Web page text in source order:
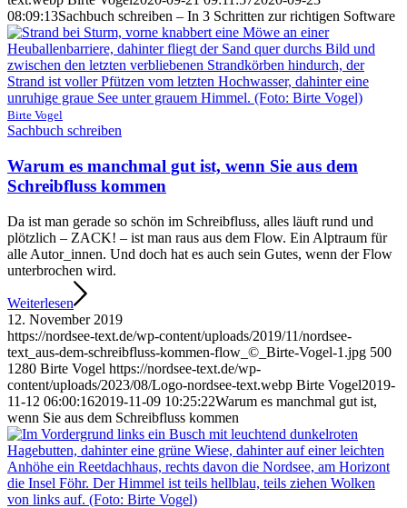
08:09:13Sachbuch schreiben – In 3 Schritten zur richtigen Software
Birte Vogel
Sachbuch schreiben
Warum es manchmal gut ist, wenn Sie aus dem
Schreibfluss kommen
Da ist man gerade so schön im Schreibfluss, alles läuft rund und
plötzlich – ZACK! – ist man raus aus dem Flow. Ein Alptraum für
alle Autor_innen. Und doch hat es auch sein Gutes, wenn der Flow
unterbrochen wird.
Weiterlesen
12. November 2019
https://nordsee-text.de/wp-content/uploads/2019/11/nordsee-
text_aus-dem-schreibfluss-kommen-flow_©_Birte-Vogel-1.jpg 500
1280 Birte Vogel https://nordsee-text.de/wp-
content/uploads/2023/08/Logo-nordsee-text.webp Birte Vogel2019-
11-12 06:00:162019-11-09 10:25:22Warum es manchmal gut ist,
wenn Sie aus dem Schreibfluss kommen